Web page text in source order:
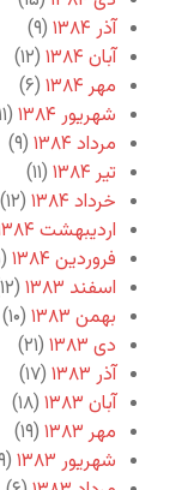
آذر ۱۳۸۴
(۹)
آبان ۱۳۸۴
(۱۲)
مهر ۱۳۸۴
(۶)
شهریور ۱۳۸۴
(۱۱)
مرداد ۱۳۸۴
(۹)
تیر ۱۳۸۴
(۱۱)
خرداد ۱۳۸۴
(۱۲)
اردیبهشت ۱۳۸۴
فروردین ۱۳۸۴
(۱۵)
اسفند ۱۳۸۳
(۱۲)
بهمن ۱۳۸۳
(۱۰)
دی ۱۳۸۳
(۲۱)
آذر ۱۳۸۳
(۱۷)
آبان ۱۳۸۳
(۱۸)
مهر ۱۳۸۳
(۱۹)
شهریور ۱۳۸۳
(۹)